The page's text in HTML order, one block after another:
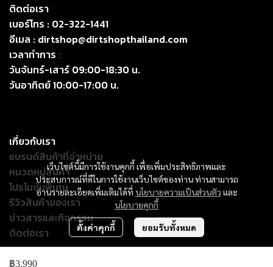
฿3,990
เว็บไซต์นี้มีการใช้งานคุกกี้ เพื่อเพิ่มประสิทธิภาพและ
ประสบการณ์ที่ดีในการใช้งานเว็บไซต์ของท่าน ท่านสามารถ
อ่านรายละเอียดเพิ่มเติมได้ที่ นโยบายความเป็นส่วนตัว และ
นโยบายคุกกี้
ตั้งค่าคุกกี้ ยอมรับทั้งหมด
ติดต่อเรา
เบอร์โทร : 02-322-1441
อีเมล : dirtshop@dirtshopthailand.com
เวลาทำการ :
วันจันทร์-เสาร์ 09:00-18:30 น.
วันอาทิตย์ 10:00-17:00 น.
เกี่ยวกับเรา
แบรนด์สินค้าที่จำหน่าย
หมวดหมู่สินค้า
โปรโมชั่นพิเศษ
รีวิวสินค้าของเรา
ข่าวสารและกิจกรรม
ติดต่อเรา